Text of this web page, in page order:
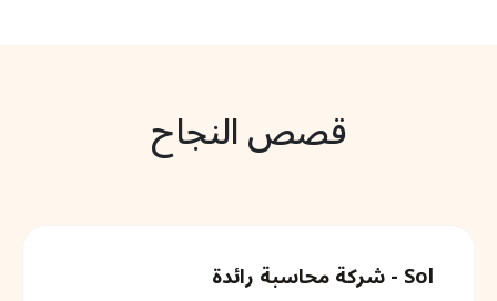
قصص النجاح
Sol - شركة محاسبة رائدة